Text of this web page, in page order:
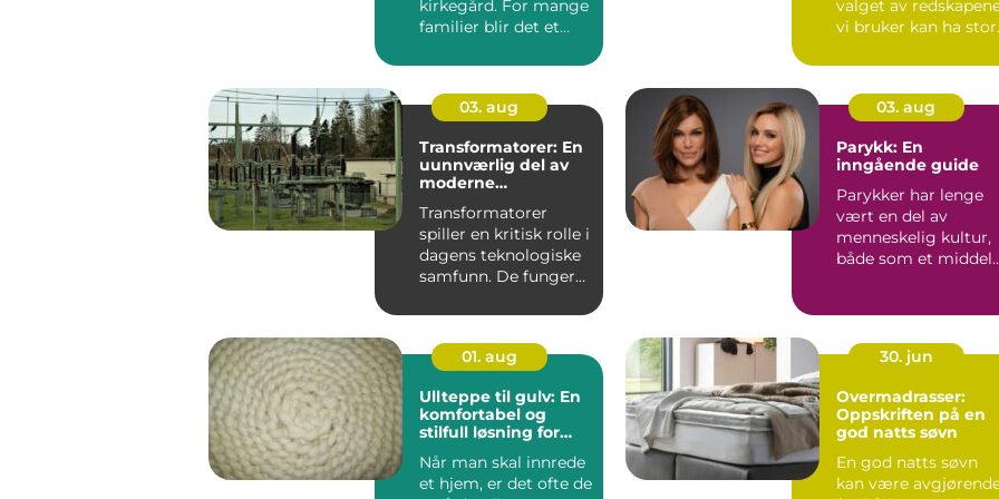
kirkegård. For mange
familier blir det et
valget av
vi bruker kan ha stor
03. aug
Transformatorer: En
uunnværlig del av
moderne
Transformatorer
spiller en kritisk rolle i
dagens teknologiske
samfunn. De fungerer
03. aug
Parykk: En
inngående guide
Parykker har lenge
vært en del av
menneskelig kultur,
både som et middel
01. aug
Ullteppe til gulv: En
komfortabel og
stilfull løsning for
Når man skal innrede
et hjem, er det ofte de
30. jun
Overmadrasser:
Oppskriften på en
god natts søvn
En god natts søvn
kan være